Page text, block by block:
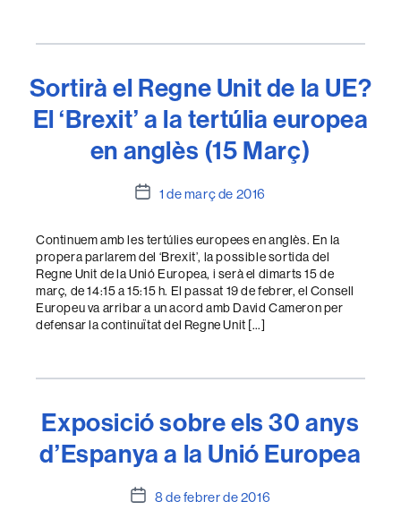
Sortirà el Regne Unit de la UE?
El ‘Brexit’ a la tertúlia europea
en anglès (15 Març)
Data
l'entrada
1 de març de 2016
Continuem amb les tertúlies europees en anglès. En la
propera parlarem del ‘Brexit’, la possible sortida del
Regne Unit de la Unió Europea, i serà el dimarts 15 de
març, de 14:15 a 15:15 h. El passat 19 de febrer, el Consell
Europeu va arribar a un acord amb David Cameron per
defensar la continuïtat del Regne Unit […]
Exposició sobre els 30 anys
d’Espanya a la Unió Europea
Data8 de febrer de 2016